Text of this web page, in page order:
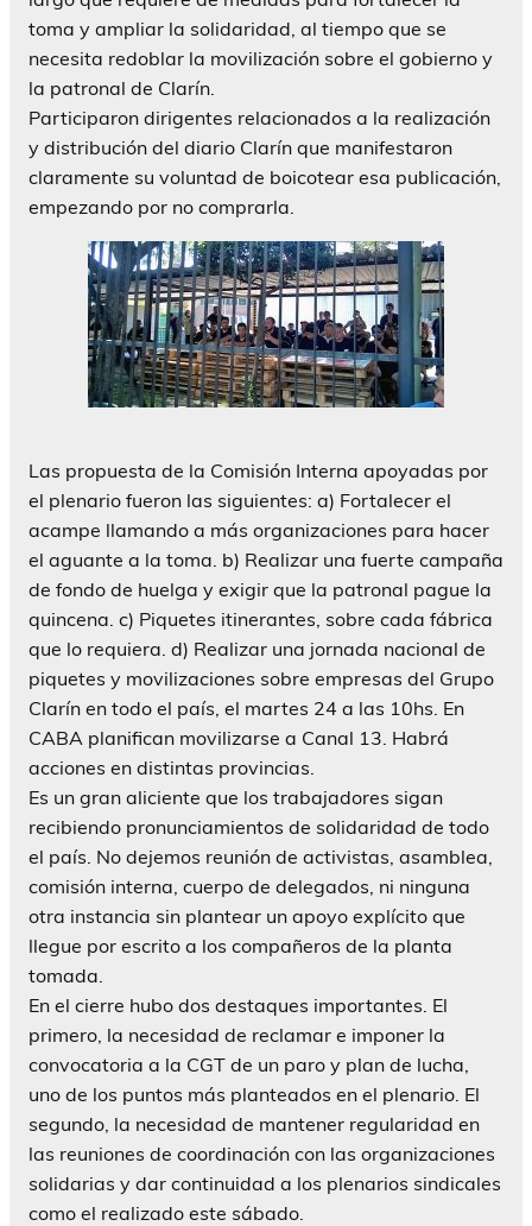
toma y ampliar la solidaridad, al tiempo que se
necesita redoblar la movilización sobre el gobierno y
la patronal de Clarín.
Participaron dirigentes relacionados a la realización
y distribución del diario Clarín que manifestaron
claramente su voluntad de boicotear esa publicación,
empezando por no comprarla.
Las propuesta de la Comisión Interna apoyadas por
el plenario fueron las siguientes: a) Fortalecer el
acampe llamando a más organizaciones para hacer
el aguante a la toma. b) Realizar una fuerte campaña
de fondo de huelga y exigir que la patronal pague la
quincena. c) Piquetes itinerantes, sobre cada fábrica
que lo requiera. d) Realizar una jornada nacional de
piquetes y movilizaciones sobre empresas del Grupo
Clarín en todo el país, el martes 24 a las 10hs. En
CABA planifican movilizarse a Canal 13. Habrá
acciones en distintas provincias.
Es un gran aliciente que los trabajadores sigan
recibiendo pronunciamientos de solidaridad de todo
el país. No dejemos reunión de activistas, asamblea,
comisión interna, cuerpo de delegados, ni ninguna
otra instancia sin plantear un apoyo explícito que
llegue por escrito a los compañeros de la planta
tomada.
En el cierre hubo dos destaques importantes. El
primero, la necesidad de reclamar e imponer la
convocatoria a la CGT de un paro y plan de lucha,
uno de los puntos más planteados en el plenario. El
segundo, la necesidad de mantener regularidad en
las reuniones de coordinación con las organizaciones
solidarias y dar continuidad a los plenarios sindicales
como el realizado este sábado.